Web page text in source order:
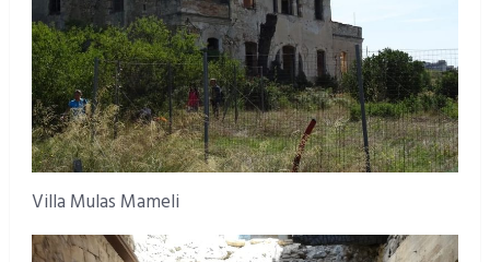
Villa Mulas Mameli